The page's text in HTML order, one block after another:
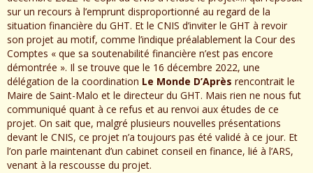
sur un recours à l’emprunt disproportionné au regard de la
situation financière du GHT. Et le CNIS d’inviter le GHT à revoir
son projet au motif, comme l’indique préalablement la Cour des
Comptes « que sa soutenabilité financière n’est pas encore
démontrée ». Il se trouve que le 16 décembre 2022, une
délégation de la coordination Le Monde D’Après rencontrait le
Maire de Saint-Malo et le directeur du GHT. Mais rien ne nous fut
communiqué quant à ce refus et au renvoi aux études de ce
projet. On sait que, malgré plusieurs nouvelles présentations
devant le CNIS, ce projet n’a toujours pas été validé à ce jour. Et
l’on parle maintenant d’un cabinet conseil en finance, lié à l’ARS,
venant à la rescousse du projet.